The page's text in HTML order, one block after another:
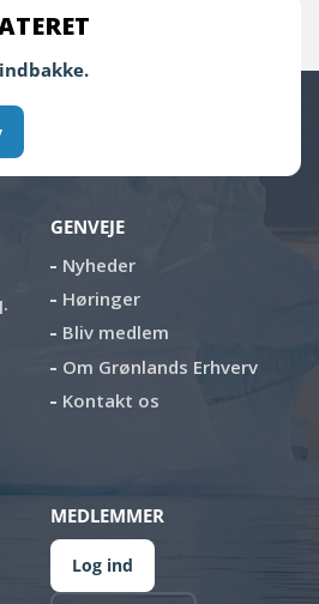
GENVEJE
Nyheder
Høringer
Bliv medlem
Om Grønlands Erhverv
Kontakt os
MEDLEMMER
Log ind